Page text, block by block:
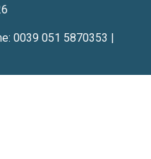
0039 051 5870353 |